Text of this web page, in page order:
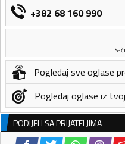
+382 68 160 990
Pogledaj sve oglase
Pogledaj oglase iz
PODIJELI SA PRIJATELJIMA